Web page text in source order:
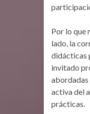
Por lo que
lado, la
didácticas
invitado
abordadas
activa del
prácticas.